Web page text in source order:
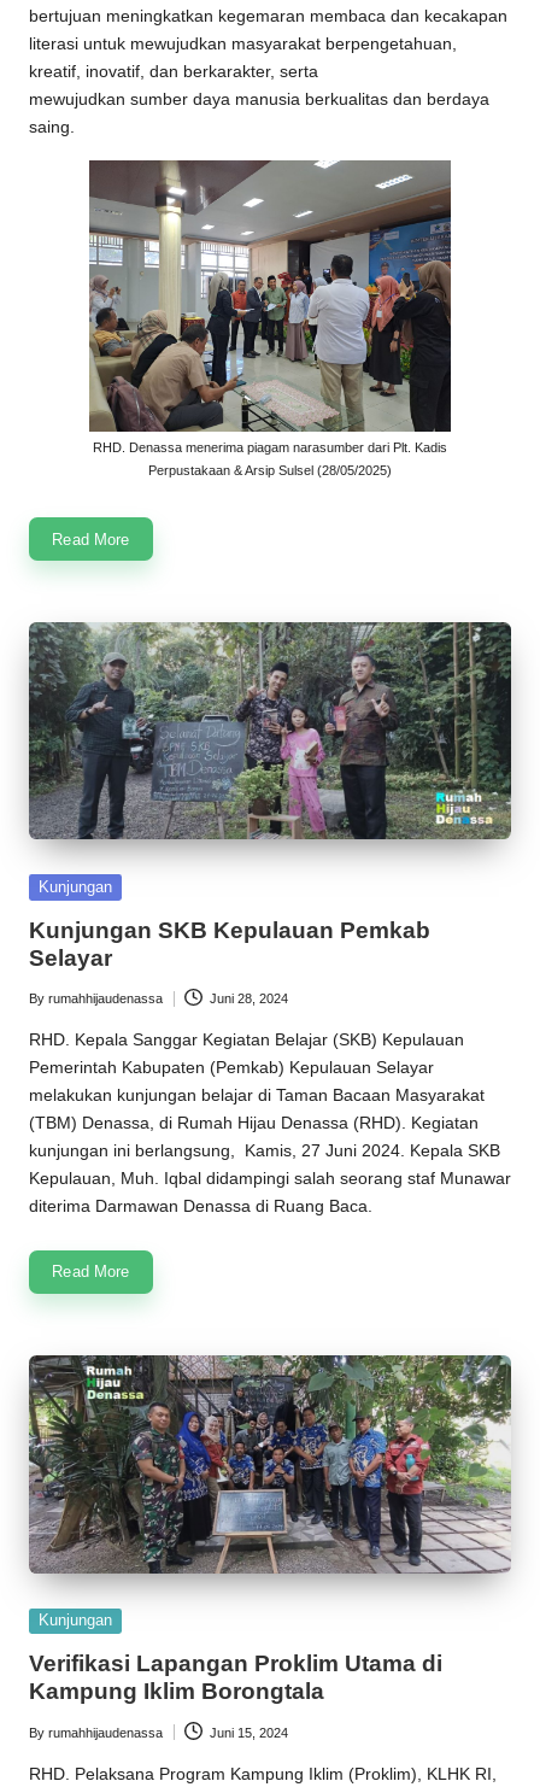
bertujuan meningkatkan kegemaran membaca dan kecakapan
literasi untuk mewujudkan masyarakat berpengetahuan,
kreatif, inovatif, dan berkarakter, serta
mewujudkan sumber daya manusia berkualitas dan berdaya
saing.
RHD. Denassa menerima piagam narasumber dari Plt. Kadis
Perpustakaan & Arsip Sulsel (28/05/2025)
Read More
Posted
Kunjungan
Kunjungan SKB Kepulauan Pemkab
Selayar
Posted
by
By rumahhijaudenassa Juni 28, 2024
RHD. Kepala Sanggar Kegiatan Belajar (SKB) Kepulauan
Pemerintah Kabupaten (Pemkab) Kepulauan Selayar
melakukan kunjungan belajar di Taman Bacaan Masyarakat
(TBM) Denassa, di Rumah Hijau Denassa (RHD). Kegiatan
kunjungan ini berlangsung, Kamis, 27 Juni 2024. Kepala SKB
Kepulauan, Muh. Iqbal didampingi salah seorang staf Munawar
diterima Darmawan Denassa di Ruang Baca.
Read More
Posted
Kunjungan
Verifikasi Lapangan Proklim Utama di
Kampung Iklim Borongtala
Posted
by
By rumahhijaudenassa Juni 15, 2024
RHD. Pelaksana Program Kampung Iklim (Proklim), KLHK RI,